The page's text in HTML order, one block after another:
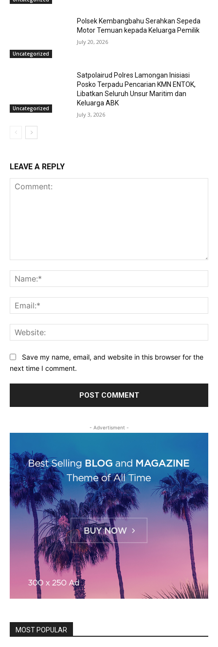
Uncategorized
Polsek Kembangbahu Serahkan Sepeda
Motor Temuan kepada Keluarga Pemilik
July 20, 2026
Uncategorized
Satpolairud Polres Lamongan Inisiasi
Posko Terpadu Pencarian KMN ENTOK,
Libatkan Seluruh Unsur Maritim dan
Keluarga ABK
July 3, 2026
LEAVE A REPLY
Save my name, email, and website in this browser for the
next time I comment.
- Advertisment -
MOST POPULAR